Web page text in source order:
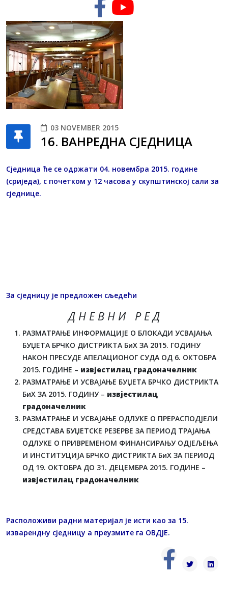
03 NOVEMBER 2015
16. ВАНРЕДНА СЈЕДНИЦА
Сједница ће се одржати 04. новембра 2015. године
(сриједа), с почетком у 12 часова у скупштинској сали за
сједнице.
За сједницу је предложен сљедећи
Д Н Е В Н И Р Е Д
РАЗМАТРАЊЕ ИНФОРМАЦИЈЕ О БЛОКАДИ УСВАЈАЊА
БУЏЕТА БРЧКО ДИСТРИКТА БиХ ЗА 2015. ГОДИНУ
НАКОН ПРЕСУДЕ АПЕЛАЦИОНОГ СУДА ОД 6. ОКТОБРА
2015. ГОДИНЕ – извјестилац градоначелник
РАЗМАТРАЊЕ И УСВАЈАЊЕ БУЏЕТА БРЧКО ДИСТРИКТА
БиХ ЗА 2015. ГОДИНУ – извјестилац
градоначелник
РАЗМАТРАЊЕ И УСВАЈАЊЕ ОДЛУКЕ О ПРЕРАСПОДЈЕЛИ
СРЕДСТАВА БУЏЕТСКЕ РЕЗЕРВЕ ЗА ПЕРИОД ТРАЈАЊА
ОДЛУКЕ О ПРИВРЕМЕНОМ ФИНАНСИРАЊУ ОДЈЕЉЕЊА
И ИНСТИТУЦИЈА БРЧКО ДИСТРИКТА БиХ ЗА ПЕРИОД
ОД 19. ОКТОБРА ДО 31. ДЕЦЕМБРА 2015. ГОДИНЕ –
извјестилац градоначелник
Расположиви радни материјал је исти као за 15.
изварендну сједницу а преузмите га ОВДЈЕ.